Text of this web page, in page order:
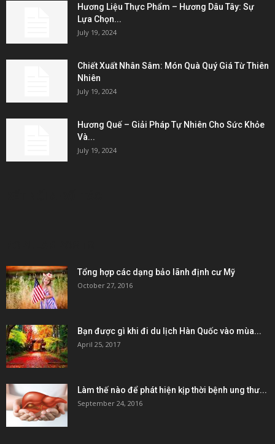
Hương Liệu Thực Phẩm – Hương Dâu Tây: Sự
Lựa Chọn...
July 19, 2024
Chiết Xuất Nhân Sâm: Món Quà Quý Giá Từ Thiên
Nhiên
July 19, 2024
Hương Quế – Giải Pháp Tự Nhiên Cho Sức Khỏe
Và...
July 19, 2024
Tổng hợp các dạng bảo lãnh định cư Mỹ
October 27, 2016
Bạn được gì khi đi du lịch Hàn Quốc vào mùa...
April 25, 2017
Làm thế nào để phát hiện kịp thời bệnh ung thư...
September 24, 2016